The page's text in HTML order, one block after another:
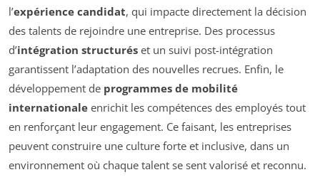
l’expérience candidat, qui impacte directement la décision
des talents de rejoindre une entreprise. Des processus
d’intégration structurés et un suivi post-intégration
garantissent l’adaptation des nouvelles recrues. Enfin, le
développement de programmes de mobilité
internationale enrichit les compétences des employés tout
en renforçant leur engagement. Ce faisant, les entreprises
peuvent construire une culture forte et inclusive, dans un
environnement où chaque talent se sent valorisé et reconnu.